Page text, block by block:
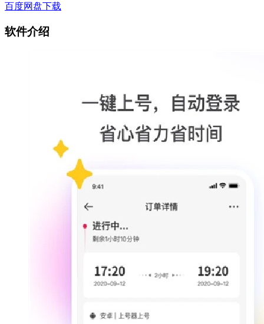
百度网盘下载
软件介绍